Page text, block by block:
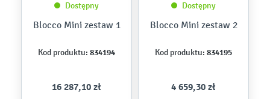
Dostępny
Blocco Mini zestaw 1
Kod produktu: 834194
16 287,10 zł
Dostępny
Blocco Mini zestaw 2
Kod produktu: 834195
4 659,30 zł